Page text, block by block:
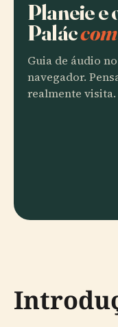
Planeie e
Palác
Guia de áudio
navegador.
realmente visita.